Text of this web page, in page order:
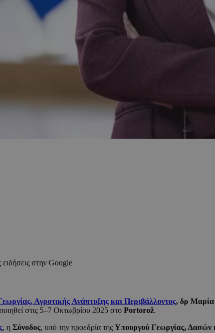
στην Google
Αγροτικής Ανάπτυξης και Περιβάλλοντος, δρ Μαρία
στις 5–7 Οκτωβρίου 2025 στο Portorož.
, η Σύνοδος, υπό την προεδρία της Υπουργού Γεωργίας, Δασών